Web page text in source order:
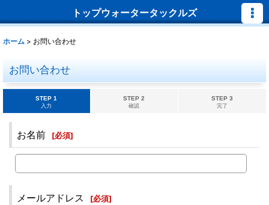
トップウォータータックルズ
ホーム > お問い合わせ
お問い合わせ
STEP 1
入力
STEP 2
確認
STEP 3
完了
お名前 [必須]
メールアドレス [必須]